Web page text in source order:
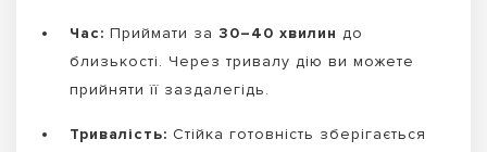
Час: Приймати за 30–40 хвилин до
близькості. Через тривалу дію ви можете
прийняти її заздалегідь.
Тривалість: Стійка готовність зберігається